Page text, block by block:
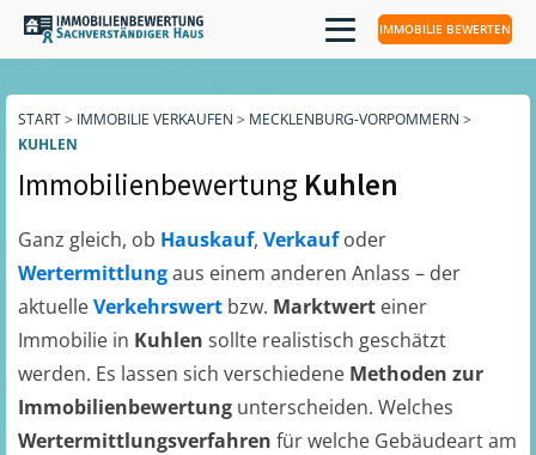
IMMOBILIE BEWERTEN
START> IMMOBILIE VERKAUFEN > MECKLENBURG-VORPOMMERN >
KUHLEN
Immobilienbewertung Kuhlen
Ganz gleich, ob Hauskauf, Verkaufoder
Wertermittlungaus einem anderen Anlass – der
aktuelleVerkehrswert bzw. Marktwert einer
Immobilie in Kuhlen sollte realistisch geschätzt
werden. Es lassen sich verschiedene Methoden zur
Immobilienbewertung unterscheiden. Welches
Wertermittlungsverfahren für welche Gebäudeart am